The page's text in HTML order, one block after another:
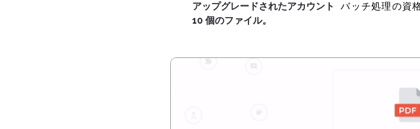
アップグレードされたアカウント
バッチ処理の資
10 個のファイル。